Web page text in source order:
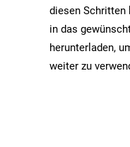
diesen Schritten
in das
herunterladen,
weiter zu